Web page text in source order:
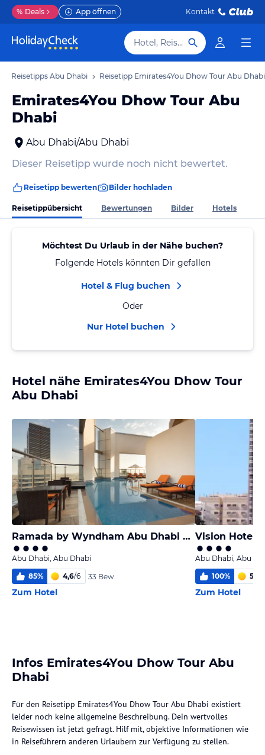
% Deals App öffnen Kontakt
Hotel, Reiseziel
Reisetipps Abu Dhabi Reisetipp Emirates4You Dhow Tour Abu Dhabi
Emirates4You Dhow Tour Abu
Dhabi
Abu Dhabi/Abu Dhabi
Dieser Reisetipp wurde noch nicht bewertet.
Reisetipp bewerten Bilder hochladen
Reisetippübersicht Bewertungen Bilder Hotels
Möchtest Du Urlaub in der Nähe buchen?
Folgende Hotels könnten Dir gefallen
Hotel & Flug buchen
Oder
Nur Hotel buchen
Hotel nähe Emirates4You Dhow Tour
Abu Dhabi
Ramada by Wyndham Abu Dhabi Corniche
Abu Dhabi, Abu Dhabi
85% 4,6/6 33 Bew.
Zum Hotel
Vision Hotel
Abu Dhabi, Abu
100% 5,3
Zum Hotel
Infos Emirates4You Dhow Tour Abu
Dhabi
Für den Reisetipp Emirates4You Dhow Tour Abu Dhabi existiert
leider noch keine allgemeine Beschreibung. Dein wertvolles
Reisewissen ist jetzt gefragt. Hilf mit, objektive Informationen wie
in Reiseführern anderen Urlaubern zur Verfügung zu stellen.